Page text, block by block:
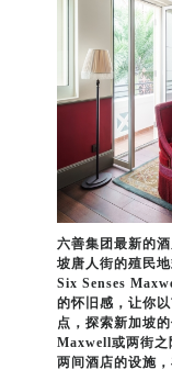
六善集团最新的
坡唐人街的殖民
Six Senses
的怀旧感，让你
点，探索新加坡
Maxwell或两街之
两间酒店的设施